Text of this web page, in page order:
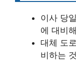
이사 당
에 대비
대체 도
비하는